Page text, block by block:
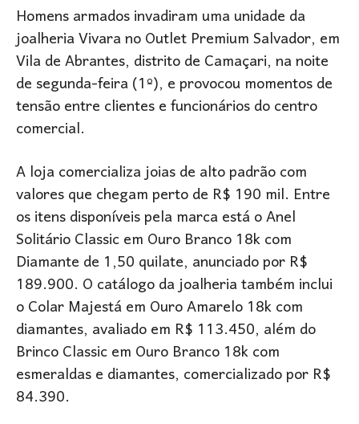
Homens armados invadiram uma unidade da
joalheria Vivara no Outlet Premium Salvador, em
Vila de Abrantes, distrito de Camaçari, na noite
de segunda-feira (1º), e provocou momentos de
tensão entre clientes e funcionários do centro
comercial.
A loja comercializa joias de alto padrão com
valores que chegam perto de R$ 190 mil. Entre
os itens disponíveis pela marca está o Anel
Solitário Classic em Ouro Branco 18k com
Diamante de 1,50 quilate, anunciado por R$
189.900. O catálogo da joalheria também inclui
o Colar Majestá em Ouro Amarelo 18k com
diamantes, avaliado em R$ 113.450, além do
Brinco Classic em Ouro Branco 18k com
esmeraldas e diamantes, comercializado por R$
84.390.